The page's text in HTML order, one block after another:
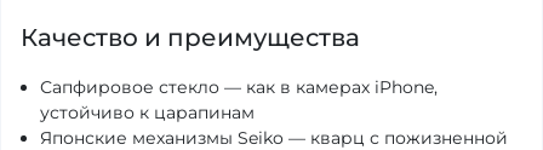
Качество и преимущества
Сапфировое стекло — как в камерах iPhone,
устойчиво к царапинам
Японские механизмы Seiko — кварц с пожизненной